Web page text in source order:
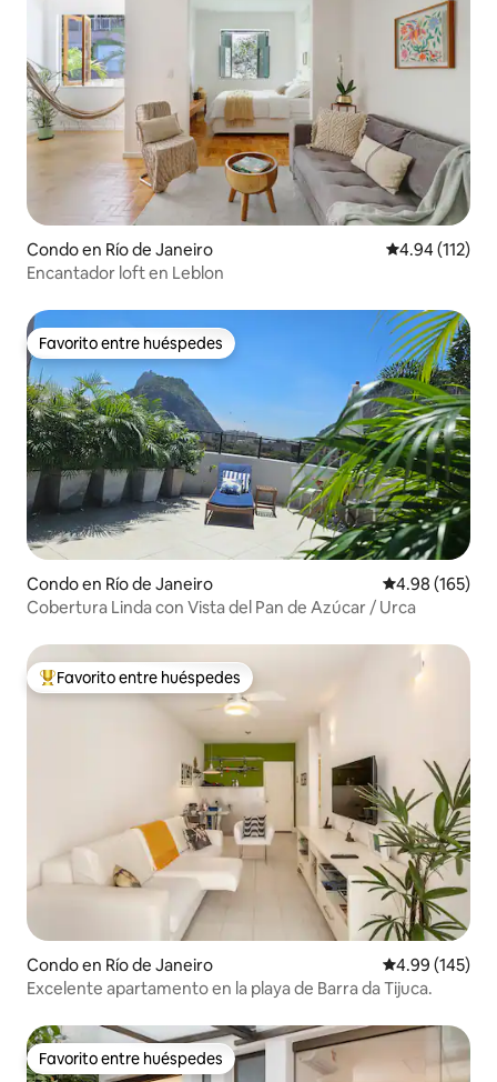
Condo en Río de Janeiro Calificación
4.94 (112)
Encantador loft en Leblon
Favorito entre huéspedes
Favorito entre huéspedes
Condo en Río de Janeiro Calificación
4.98 (165)
Cobertura Linda con Vista del Pan de Azúcar / Urca
Favorito entre huéspedes preferido
Favorito entre huéspedes
Condo en Río de Janeiro Calificación
4.99 (145)
Excelente apartamento en la playa de Barra da Tijuca.
Favorito entre huéspedes
Favorito entre huéspedes